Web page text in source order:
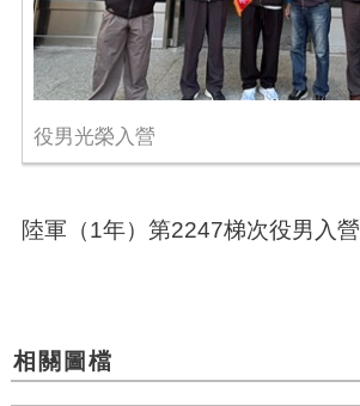
役男光榮入營
陸軍（1年）第2247梯次役男入營
相關圖檔